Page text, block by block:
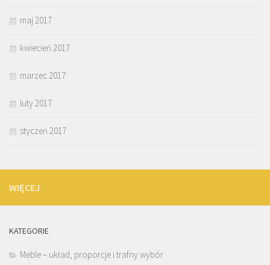
maj 2017
kwiecień 2017
marzec 2017
luty 2017
styczeń 2017
WIĘCEJ
KATEGORIE
Meble – układ, proporcje i trafny wybór